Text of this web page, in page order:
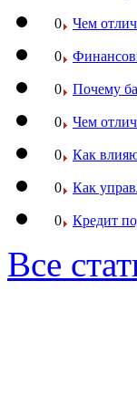
0 Чем
0
0 Почему
0 Чем
0 Как
0 Как
0 Кредит
Все